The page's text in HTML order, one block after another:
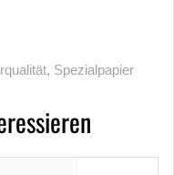
, Spezialpapier